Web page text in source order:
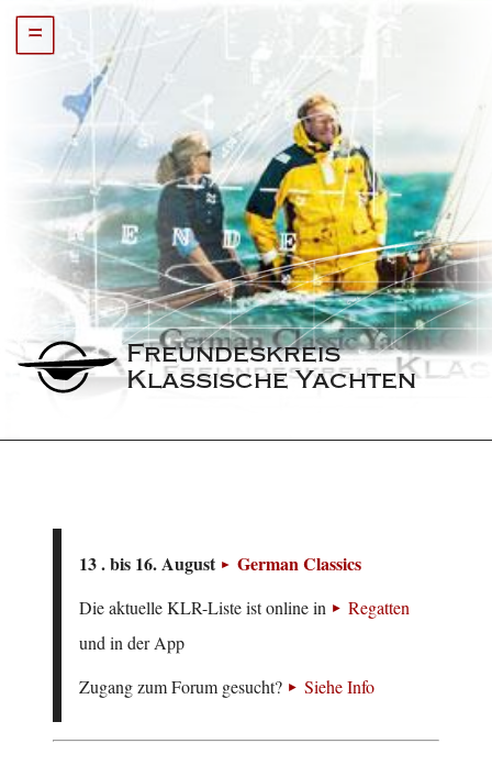
=
Freundeskreis
Klassische Yachten
13 . bis 16. August German Classics
Die aktuelle KLR-Liste ist online in
Regatten
und in der App
Zugang zum Forum gesucht?
Siehe Info